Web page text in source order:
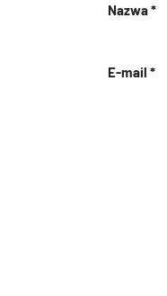
Nazwa*
E-mail *